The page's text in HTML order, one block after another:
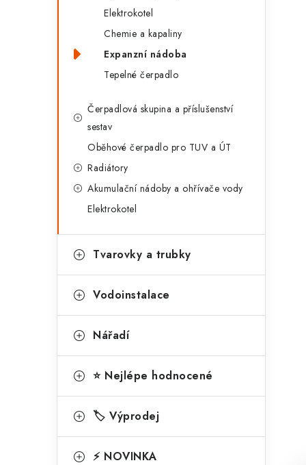
Elektrokotel
Chemie a kapaliny
Expanzní nádoba
Tepelné čerpadlo
Čerpadlová skupina a příslušenství
sestav
Oběhové čerpadlo pro TUV a ÚT
Radiátory
Akumulační nádoby a ohřívače vody
Elektrokotel
Tvarovky a trubky
Vodoinstalace
Nářadí
⭐ Nejlépe hodnocené
🏷️ Výprodej
⚡ NOVINKA